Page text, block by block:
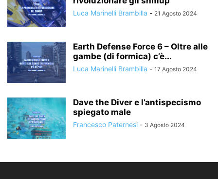
Luca Marinelli Brambilla - 21 Agosto 2024
Earth Defense Force 6 – Oltre alle
gambe (di formica) c’è...
Luca Marinelli Brambilla - 17 Agosto 2024
Dave the Diver e l’antispecismo
spiegato male
Francesco Paternesi - 3 Agosto 2024